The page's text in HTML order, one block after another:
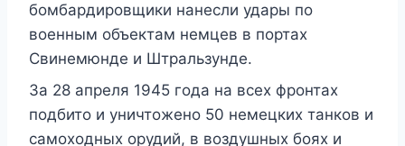
бомбардировщики нанесли удары по
военным объектам немцев в портах
Свинемюнде и Штральзунде.
За 28 апреля 1945 года на всех фронтах
подбито и уничтожено 50 немецких танков и
самоходных орудий, в воздушных боях и